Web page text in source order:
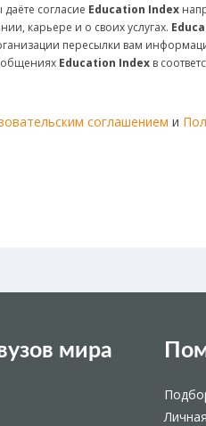
согласие Education Index
карьере и о своих услугах.
пересылки вам
Education Index в
соглашением и
мира